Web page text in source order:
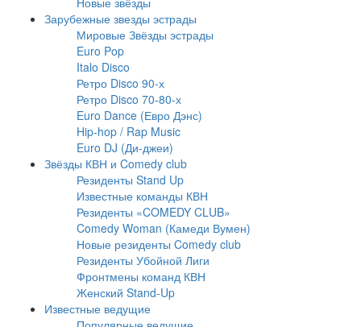
Зарубежные звезды эстрады
Мировые Звёзды эстрады
Euro Pop
Italo Disco
Ретро Disco 90-х
Ретро Disco 70-80-х
Euro Dance (Евро Дэнс)
Hip-hop / Rap Music
Euro DJ (Ди-джеи)
Звёзды КВН и Comedy club
Резиденты Stand Up
Известные команды КВН
Резиденты «COMEDY CLUB»
Comedy Woman (Камеди Вумен)
Новые резиденты Comedy club
Резиденты Убойной Лиги
Фронтмены команд КВН
Женский Stand-Up
Известные ведущие